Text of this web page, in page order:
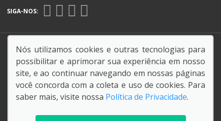
SIGA-NOS:
Endereço Matriz: BR-381, km 493, 1100 -
Inconfidentes - Contagem CEP: 32260-530-MG
Nós utilizamos cookies e outras tecnologias para
possibilitar e aprimorar sua experiência em nosso
site, e ao continuar navegando em nossas páginas
você concorda com a coleta e uso de cookies. Para
saber mais, visite nossa Política de Privacidade.